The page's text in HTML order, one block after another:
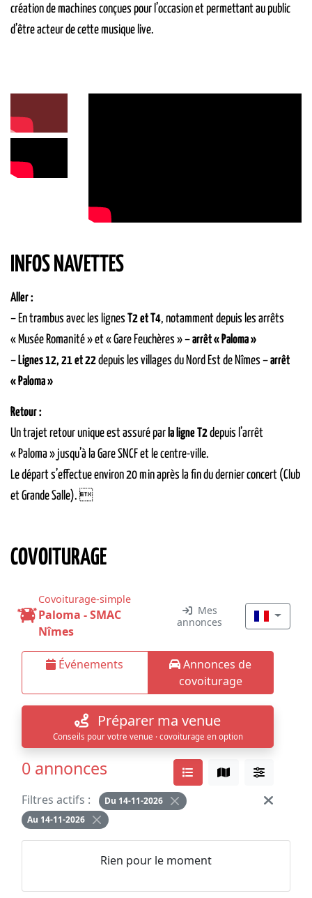
création de machines conçues pour l’occasion et permettant au public
d’être acteur de cette musique live.
INFOS NAVETTES
Aller :
– En trambus avec les lignes T2 et T4, notamment depuis les arrêts
« Musée Romanité » et « Gare Feuchères » –arrêt « Paloma »
– Lignes 12, 21 et 22depuis les villages du Nord Est de Nîmes –arrêt
« Paloma »
Retour :
Un trajet retour unique est assuré par la ligne T2depuis l’arrêt
« Paloma » jusqu’à la Gare SNCF et le centre-ville.
Le départ s’effectue environ 20 min après la fin du dernier concert (Club
et Grande Salle). 
COVOITURAGE